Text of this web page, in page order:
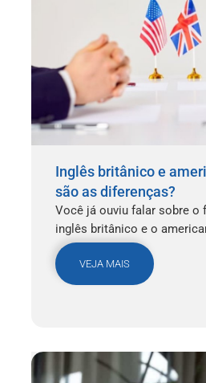
Inglês britânico e
são as diferenças?
Você já ouviu falar sobre o
inglês britânico e o
VEJA MAIS